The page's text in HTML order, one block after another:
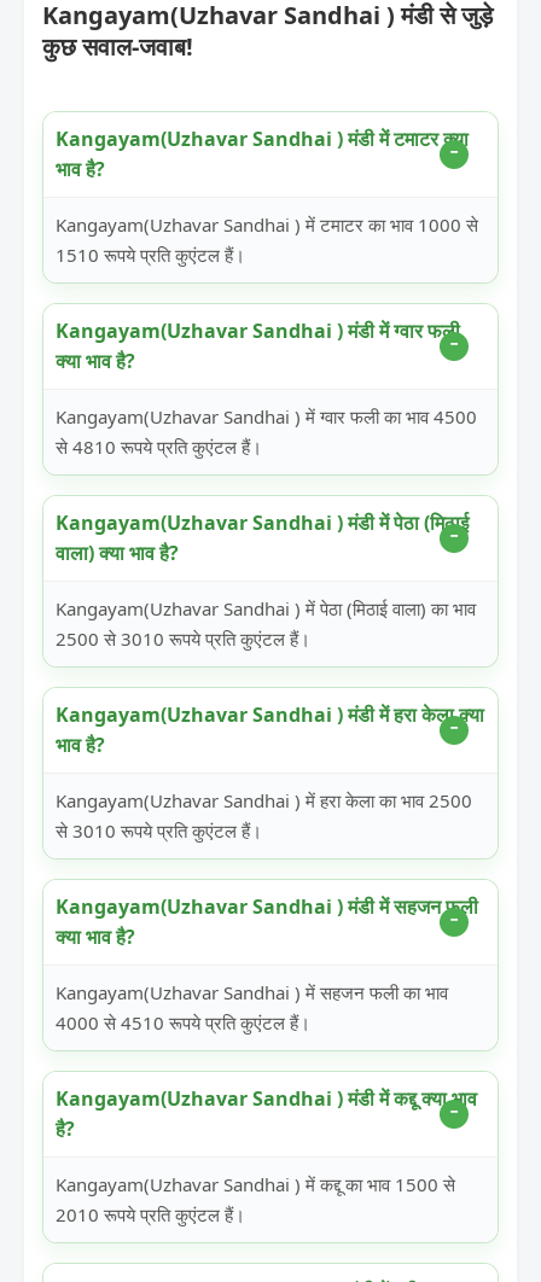
Kangayam(Uzhavar Sandhai ) मंडी से जुड़े
कुछ सवाल-जवाब!
Kangayam(Uzhavar Sandhai ) मंडी में टमाटर क्या
भाव है?
Kangayam(Uzhavar Sandhai ) में टमाटर का भाव 1000 से
1510 रूपये प्रति कुएंटल हैं।
Kangayam(Uzhavar Sandhai ) मंडी में ग्वार फली
क्या भाव है?
Kangayam(Uzhavar Sandhai ) में ग्वार फली का भाव 4500
से 4810 रूपये प्रति कुएंटल हैं।
Kangayam(Uzhavar Sandhai ) मंडी में पेठा (मिठाई
वाला) क्या भाव है?
Kangayam(Uzhavar Sandhai ) में पेठा (मिठाई वाला) का भाव
2500 से 3010 रूपये प्रति कुएंटल हैं।
Kangayam(Uzhavar Sandhai ) मंडी में हरा केला क्या
भाव है?
Kangayam(Uzhavar Sandhai ) में हरा केला का भाव 2500
से 3010 रूपये प्रति कुएंटल हैं।
Kangayam(Uzhavar Sandhai ) मंडी में सहजन फली
क्या भाव है?
Kangayam(Uzhavar Sandhai ) में सहजन फली का भाव
4000 से 4510 रूपये प्रति कुएंटल हैं।
Kangayam(Uzhavar Sandhai ) मंडी में कद्दू क्या भाव
है?
Kangayam(Uzhavar Sandhai ) में कद्दू का भाव 1500 से
2010 रूपये प्रति कुएंटल हैं।